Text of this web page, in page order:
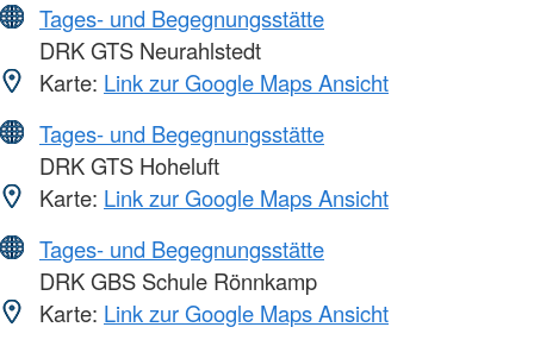
Tages- und Begegnungsstätte
DRK GTS Neurahlstedt
Karte: Link zur Google Maps Ansicht
Tages- und Begegnungsstätte
DRK GTS Hoheluft
Karte: Link zur Google Maps Ansicht
Tages- und Begegnungsstätte
DRK GBS Schule Rönnkamp
Karte: Link zur Google Maps Ansicht